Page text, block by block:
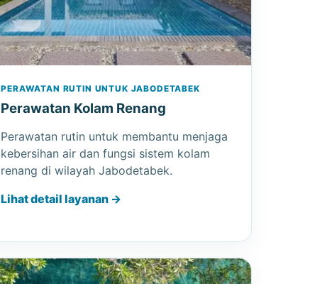
PERAWATAN RUTIN UNTUK JABODETABEK
Perawatan Kolam Renang
Perawatan rutin untuk membantu menjaga
kebersihan air dan fungsi sistem kolam
renang di wilayah Jabodetabek.
Lihat detail layanan →